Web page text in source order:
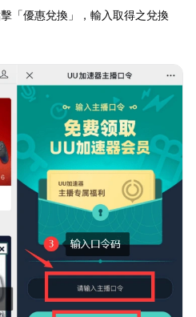
「優惠兌換」，輸入取得之兌換